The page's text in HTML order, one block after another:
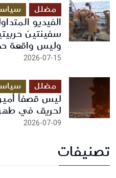
مضلل
الفيديو
وليس واقعة
2026-07-15
مضلل
ليس قصفاً
لحريق في طهران
2026-07-09
تصنيفات